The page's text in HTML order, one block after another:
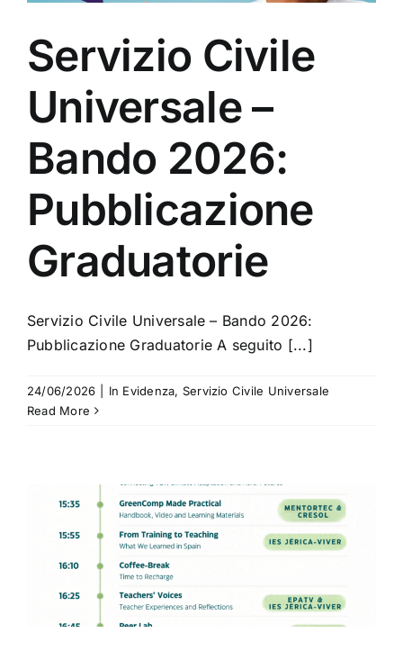
Servizio Civile
Universale –
Bando 2026:
Pubblicazione
Graduatorie
Servizio Civile Universale – Bando 2026:
Pubblicazione Graduatorie A seguito [...]
24/06/2026 In Evidenza, Servizio Civile Universale
Read More